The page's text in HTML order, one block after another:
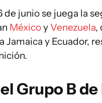
de junio se juega la
MéxicoyVenezuela,
Jamaica y Ecuador,
Grupo B